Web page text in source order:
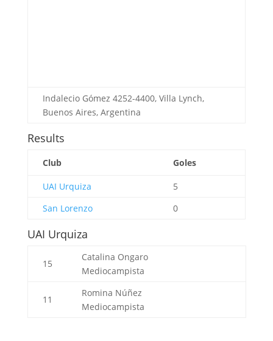
Indalecio Gómez 4252-4400, Villa Lynch,
Buenos Aires, Argentina
Results
Club Goles
UAI Urquiza
5
San Lorenzo
0
UAI Urquiza
15
Catalina Ongaro
Mediocampista
11
Romina Núñez
Mediocampista